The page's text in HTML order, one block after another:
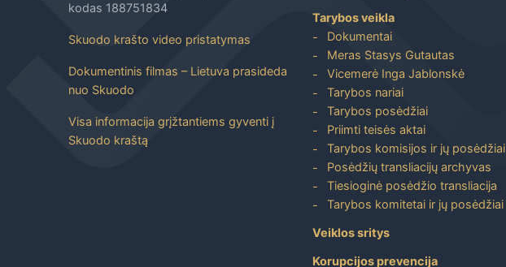
kodas 188751834
Skuodo krašto video pristatymas
Dokumentinis filmas – Lietuva prasideda
nuo Skuodo
Visa informacija grįžtantiems gyventi į
Skuodo kraštą
Tarybos veikla
Dokumentai
Meras Stasys Gutautas
Vicemerė Inga Jablonskė
Tarybos nariai
Tarybos posėdžiai
Priimti teisės aktai
Tarybos komisijos ir jų posėdžiai
Posėdžių transliacijų archyvas
Tiesioginė posėdžio transliacija
Tarybos komitetai ir jų posėdžiai
Veiklos sritys
Korupcijos prevencija